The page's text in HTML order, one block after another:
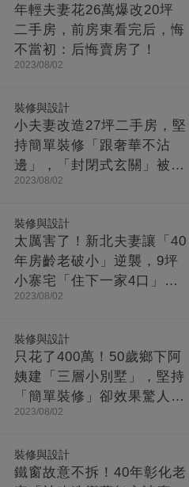
年輕夫妻花26萬爆改20坪
二手房，前房東看完后，悔
不當初：后悔賣房了！
2023/08/02
裝修與設計
小夫妻改造27坪二手房，堅
持簡單裝修「跟奢華不沾
邊」，「封閉式玄關」被贊
爆：這就是夢想中的家！
2023/08/02
裝修與設計
太厲害了！新北夫妻讓「40
年房齡老破小」逆襲，9坪
小寨宅「住下一家4口」，
收納超強超舒適
2023/08/02
裝修與設計
只花了400萬！50歲鄉下阿
姨建「三層小別墅」，堅持
「簡單裝修」卻效果驚人：
一進屋就療愈了
2023/08/02
裝修與設計
鐵窗故意不拆！40年彰化老